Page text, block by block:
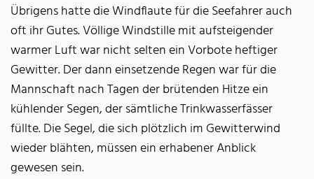
Übrigens hatte die Windflaute für die Seefahrer auch
oft ihr Gutes. Völlige Windstille mit aufsteigender
warmer Luft war nicht selten ein Vorbote heftiger
Gewitter. Der dann einsetzende Regen war für die
Mannschaft nach Tagen der brütenden Hitze ein
kühlender Segen, der sämtliche Trinkwasserfässer
füllte. Die Segel, die sich plötzlich im Gewitterwind
wieder blähten, müssen ein erhabener Anblick
gewesen sein.